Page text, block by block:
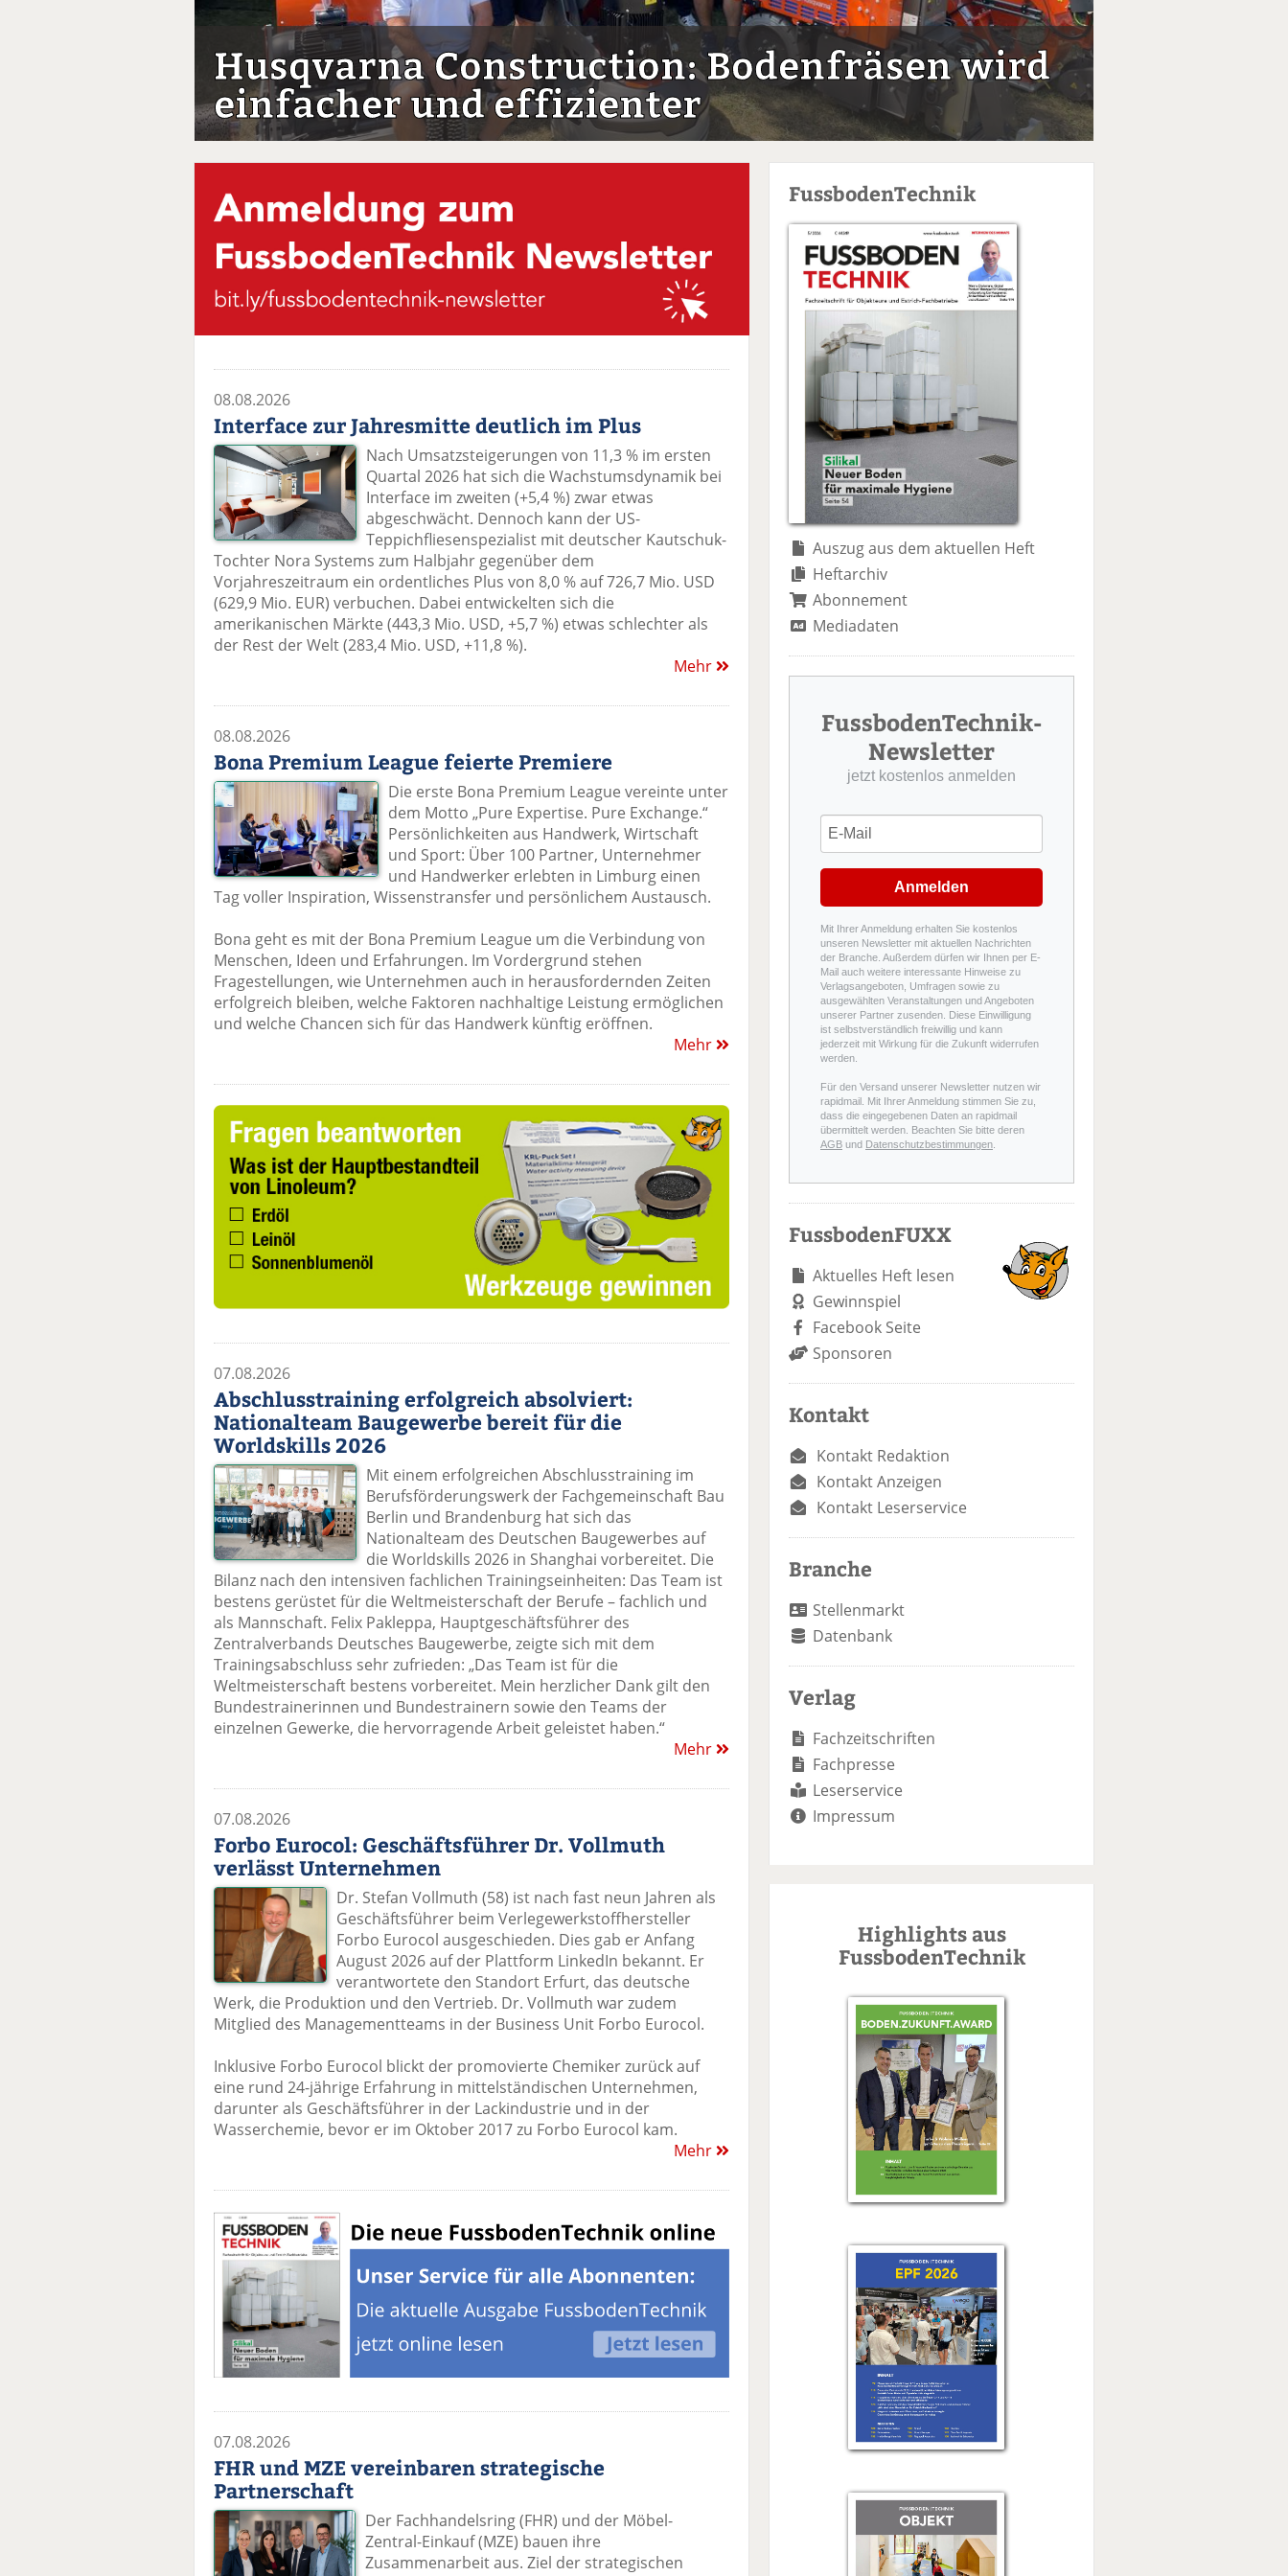
Husqvarna Construction: Bodenfräsen wird
einfacher und effizienter
08.08.2026
Interface zur Jahresmitte deutlich im Plus
Nach Umsatzsteigerungen von 11,3 % im ersten
Quartal 2026 hat sich die Wachstumsdynamik bei
Interface im zweiten (+5,4 %) zwar etwas
abgeschwächt. Dennoch kann der US-
Teppichfliesenspezialist mit deutscher Kautschuk-
Tochter Nora Systems zum Halbjahr gegenüber dem
Vorjahreszeitraum ein ordentliches Plus von 8,0 % auf 726,7 Mio. USD
(629,9 Mio. EUR) verbuchen. Dabei entwickelten sich die
amerikanischen Märkte (443,3 Mio. USD, +5,7 %) etwas schlechter als
der Rest der Welt (283,4 Mio. USD, +11,8 %).
Mehr
08.08.2026
Bona Premium League feierte Premiere
Die erste Bona Premium League vereinte unter
dem Motto „Pure Expertise. Pure Exchange.“
Persönlichkeiten aus Handwerk, Wirtschaft
und Sport: Über 100 Partner, Unternehmer
und Handwerker erlebten in Limburg einen
Tag voller Inspiration, Wissenstransfer und persönlichem Austausch.
Bona geht es mit der Bona Premium League um die Verbindung von
Menschen, Ideen und Erfahrungen. Im Vordergrund stehen
Fragestellungen, wie Unternehmen auch in herausfordernden Zeiten
erfolgreich bleiben, welche Faktoren nachhaltige Leistung ermöglichen
und welche Chancen sich für das Handwerk künftig eröffnen.
Mehr
07.08.2026
Abschlusstraining erfolgreich absolviert:
Nationalteam Baugewerbe bereit für die
Worldskills 2026
Mit einem erfolgreichen Abschlusstraining im
Berufsförderungswerk der Fachgemeinschaft Bau
Berlin und Brandenburg hat sich das
Nationalteam des Deutschen Baugewerbes auf
die Worldskills 2026 in Shanghai vorbereitet. Die
Bilanz nach den intensiven fachlichen Trainingseinheiten: Das Team ist
bestens gerüstet für die Weltmeisterschaft der Berufe – fachlich und
als Mannschaft. Felix Pakleppa, Hauptgeschäftsführer des
Zentralverbands Deutsches Baugewerbe, zeigte sich mit dem
Trainingsabschluss sehr zufrieden: „Das Team ist für die
Weltmeisterschaft bestens vorbereitet. Mein herzlicher Dank gilt den
Bundestrainerinnen und Bundestrainern sowie den Teams der
einzelnen Gewerke, die hervorragende Arbeit geleistet haben.“
Mehr
07.08.2026
Forbo Eurocol: Geschäftsführer Dr. Vollmuth
verlässt Unternehmen
Dr. Stefan Vollmuth (58) ist nach fast neun Jahren als
Geschäftsführer beim Verlegewerkstoffhersteller
Forbo Eurocol ausgeschieden. Dies gab er Anfang
August 2026 auf der Plattform LinkedIn bekannt. Er
verantwortete den Standort Erfurt, das deutsche
Werk, die Produktion und den Vertrieb. Dr. Vollmuth war zudem
Mitglied des Managementteams in der Business Unit Forbo Eurocol.
Inklusive Forbo Eurocol blickt der promovierte Chemiker zurück auf
eine rund 24-jährige Erfahrung in mittelständischen Unternehmen,
darunter als Geschäftsführer in der Lackindustrie und in der
Wasserchemie, bevor er im Oktober 2017 zu Forbo Eurocol kam.
Mehr
07.08.2026
FHR und MZE vereinbaren strategische
Partnerschaft
Der Fachhandelsring (FHR) und der Möbel-
Zentral-Einkauf (MZE) bauen ihre
Zusammenarbeit aus. Ziel der strategischen
FussbodenTechnik
Auszug aus dem aktuellen Heft
Heftarchiv
Abonnement
Mediadaten
FussbodenTechnik-
Newsletter
jetzt kostenlos anmelden
Anmelden
Mit Ihrer Anmeldung erhalten Sie kostenlos
unseren Newsletter mit aktuellen Nachrichten
der Branche. Außerdem dürfen wir Ihnen per E-
Mail auch weitere interessante Hinweise zu
Verlagsangeboten, Umfragen sowie zu
ausgewählten Veranstaltungen und Angeboten
unserer Partner zusenden. Diese Einwilligung
ist selbstverständlich freiwillig und kann
jederzeit mit Wirkung für die Zukunft widerrufen
werden.
Für den Versand unserer Newsletter nutzen wir
rapidmail. Mit Ihrer Anmeldung stimmen Sie zu,
dass die eingegebenen Daten an rapidmail
übermittelt werden. Beachten Sie bitte deren
AGB und Datenschutzbestimmungen.
FussbodenFUXX
Aktuelles Heft lesen
Gewinnspiel
Facebook Seite
Sponsoren
Kontakt
Kontakt Redaktion
Kontakt Anzeigen
Kontakt Leserservice
Branche
Stellenmarkt
Datenbank
Verlag
Fachzeitschriften
Fachpresse
Leserservice
Impressum
Highlights aus
FussbodenTechnik